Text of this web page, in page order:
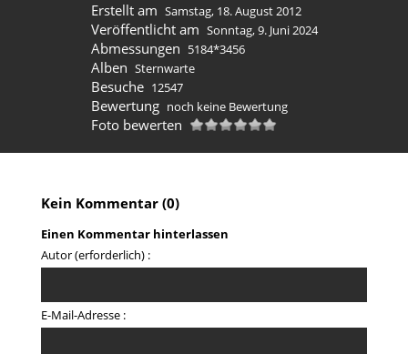
Erstellt am Samstag, 18. August 2012
Veröffentlicht am Sonntag, 9. Juni 2024
Abmessungen 5184*3456
Alben Sternwarte
Besuche 12547
Bewertung noch keine Bewertung
Foto bewerten
Kein Kommentar (0)
Einen Kommentar hinterlassen
Autor (erforderlich) :
E-Mail-Adresse :